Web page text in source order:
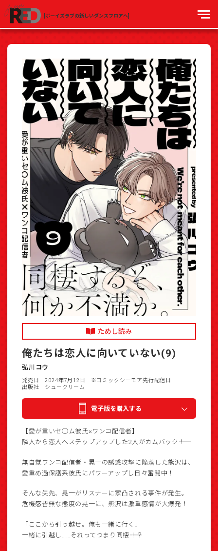
[ボーイズラブの新しいダンスフロアへ]
ためし読み
俺たちは恋人に向いていない(9)
弘川コウ
発売日 2024年7月12日
※コミックシーモア先行配信日
出版社 シュークリーム
電子版を購入する
【愛が重いセ◯ム彼氏×ワンコ配信者】
隣人から恋人へステップアップした2人がカムバック――！
無自覚ワンコ配信者・晃一の誘惑攻撃に陥落した熊沢は、
愛重め過保護系彼氏にパワーアップし日々奮闘中！
そんな矢先、晃一がリスナーに家凸される事件が発生。
危機感皆無な態度の晃一に、熊沢は激重感情が大爆発！
「ここから引っ越せ。俺も一緒に行く」
一緒に引越し……それってつまり同棲――！？